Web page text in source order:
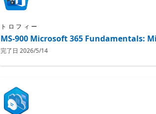
トロフィー
MS-900 Microsoft 365 Fundamentals:
完了日 2026/5/14